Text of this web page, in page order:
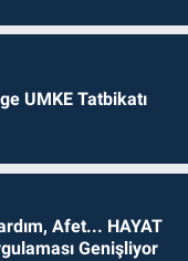
UMKE Tatbikatı
Afet... HAYAT
Genişliyor